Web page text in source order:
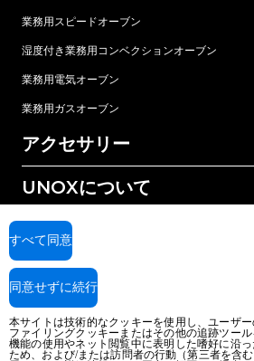
業務用スピードオーブン
湿度付き業務用コンベクションオーブン
業務用電気オーブン
業務用ガスオーブン
アクセサリー
すべてのアクセサリー
逆浸透水処理
UNOXについて
世界各地の拠点
サポート
販売代理店検索
サービス拠点検索
AI Content Disclaimer
Privacy
本サイトは技術的なクッキーを使用し、ユーザ
ファイリングクッキーまたはその他の追跡ツー
機能の使用やネット閲覧中に表明した嗜好に沿
ため、および/または訪問者の行動（第三者を含
すべて同意
同意せずに続行